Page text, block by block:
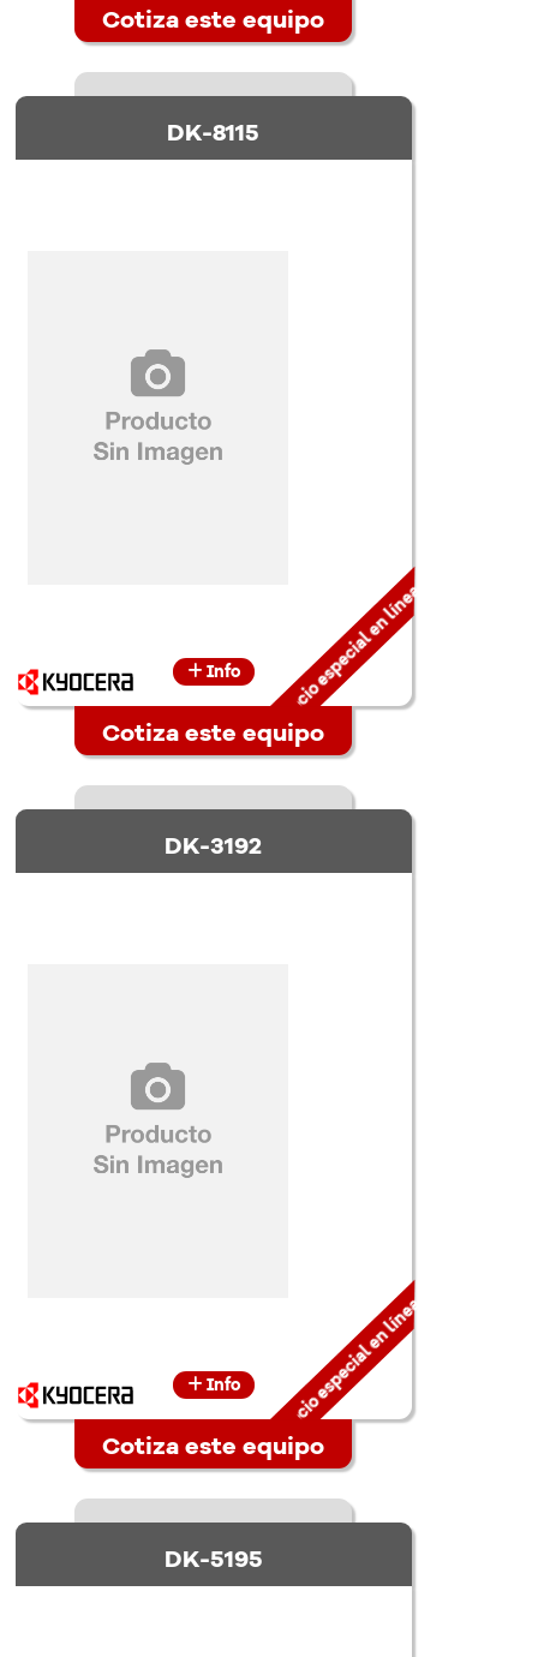
Cotiza este equipo
DK-8115
InfoPrecio especial en línea
Cotiza este equipo
DK-3192
InfoPrecio especial en línea
Cotiza este equipo
DK-5195